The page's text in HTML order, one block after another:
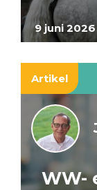
9 juni 2026
Artikel
WW-